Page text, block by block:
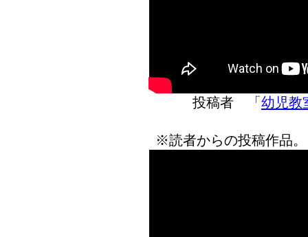
投稿者 「 幼児教
※読者からの投稿作品